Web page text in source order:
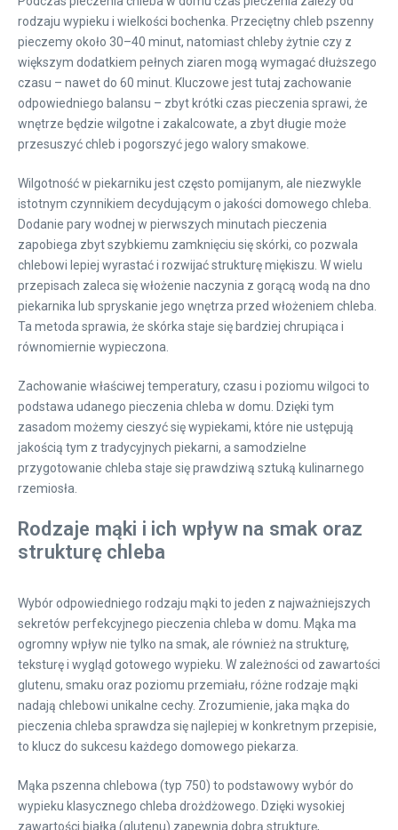
rodzaju wypieku i wielkości bochenka. Przeciętny chleb pszenny
pieczemy około 30–40 minut, natomiast chleby żytnie czy z
większym dodatkiem pełnych ziaren mogą wymagać dłuższego
czasu – nawet do 60 minut. Kluczowe jest tutaj zachowanie
odpowiedniego balansu – zbyt krótki czas pieczenia sprawi, że
wnętrze będzie wilgotne i zakalcowate, a zbyt długie może
przesuszyć chleb i pogorszyć jego walory smakowe.
Wilgotność w piekarniku jest często pomijanym, ale niezwykle
istotnym czynnikiem decydującym o jakości domowego chleba.
Dodanie pary wodnej w pierwszych minutach pieczenia
zapobiega zbyt szybkiemu zamknięciu się skórki, co pozwala
chlebowi lepiej wyrastać i rozwijać strukturę miękiszu. W wielu
przepisach zaleca się włożenie naczynia z gorącą wodą na dno
piekarnika lub spryskanie jego wnętrza przed włożeniem chleba.
Ta metoda sprawia, że skórka staje się bardziej chrupiąca i
równomiernie wypieczona.
Zachowanie właściwej temperatury, czasu i poziomu wilgoci to
podstawa udanego pieczenia chleba w domu. Dzięki tym
zasadom możemy cieszyć się wypiekami, które nie ustępują
jakością tym z tradycyjnych piekarni, a samodzielne
przygotowanie chleba staje się prawdziwą sztuką kulinarnego
rzemiosła.
Rodzaje mąki i ich wpływ na smak oraz
strukturę chleba
Wybór odpowiedniego rodzaju mąki to jeden z najważniejszych
sekretów perfekcyjnego pieczenia chleba w domu. Mąka ma
ogromny wpływ nie tylko na smak, ale również na strukturę,
teksturę i wygląd gotowego wypieku. W zależności od zawartości
glutenu, smaku oraz poziomu przemiału, różne rodzaje mąki
nadają chlebowi unikalne cechy. Zrozumienie, jaka mąka do
pieczenia chleba sprawdza się najlepiej w konkretnym przepisie,
to klucz do sukcesu każdego domowego piekarza.
Mąka pszenna chlebowa (typ 750) to podstawowy wybór do
wypieku klasycznego chleba drożdżowego. Dzięki wysokiej
zawartości białka (glutenu) zapewnia dobrą strukturę,